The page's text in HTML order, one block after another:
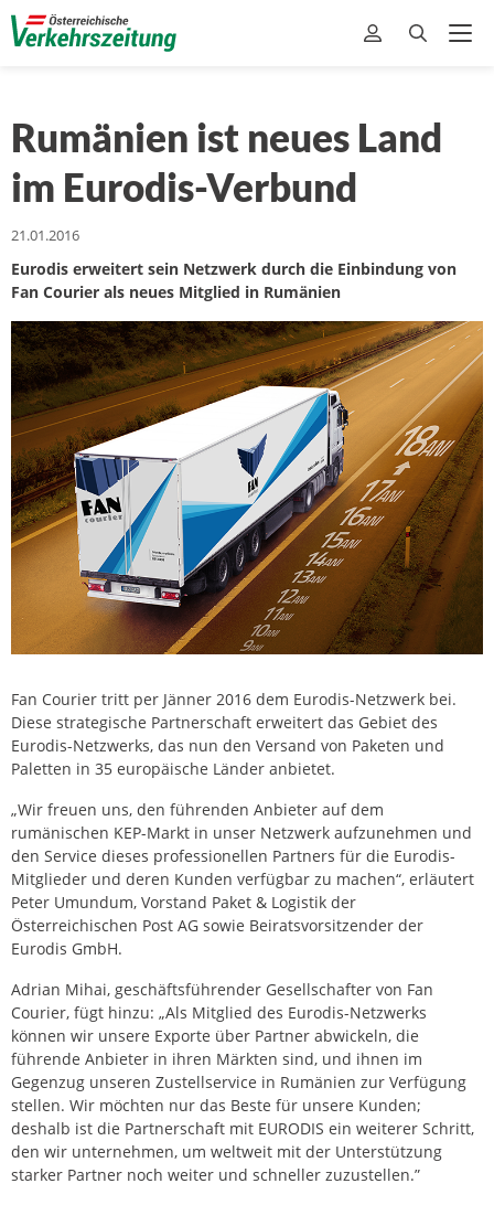
Rumänien ist neues Land
im Eurodis-Verbund
21.01.2016
Eurodis erweitert sein Netzwerk durch die Einbindung von
Fan Courier als neues Mitglied in Rumänien
Fan Courier tritt per Jänner 2016 dem Eurodis-Netzwerk bei.
Diese strategische Partnerschaft erweitert das Gebiet des
Eurodis-Netzwerks, das nun den Versand von Paketen und
Paletten in 35 europäische Länder anbietet.
„Wir freuen uns, den führenden Anbieter auf dem
rumänischen KEP-Markt in unser Netzwerk aufzunehmen und
den Service dieses professionellen Partners für die Eurodis-
Mitglieder und deren Kunden verfügbar zu machen“, erläutert
Peter Umundum, Vorstand Paket & Logistik der
Österreichischen Post AG sowie Beiratsvorsitzender der
Eurodis GmbH.
Adrian Mihai, geschäftsführender Gesellschafter von Fan
Courier, fügt hinzu: „Als Mitglied des Eurodis-Netzwerks
können wir unsere Exporte über Partner abwickeln, die
führende Anbieter in ihren Märkten sind, und ihnen im
Gegenzug unseren Zustellservice in Rumänien zur Verfügung
stellen. Wir möchten nur das Beste für unsere Kunden;
deshalb ist die Partnerschaft mit EURODIS ein weiterer Schritt,
den wir unternehmen, um weltweit mit der Unterstützung
starker Partner noch weiter und schneller zuzustellen.”